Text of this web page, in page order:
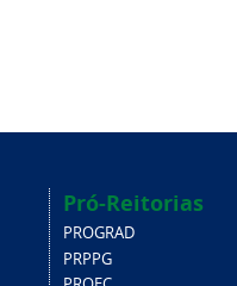
Pró-Reitorias
PROGRAD
PRPPG